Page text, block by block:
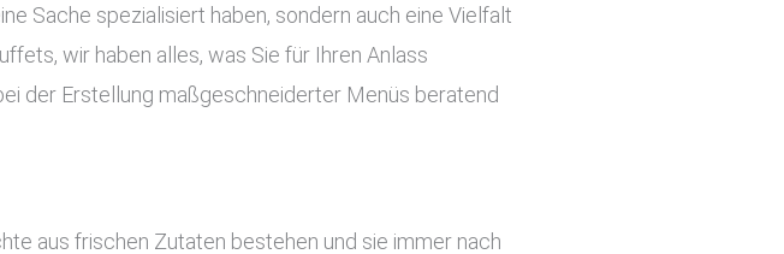
Sache spezialisiert haben, sondern auch eine Vielfalt
wir haben alles, was Sie für Ihren Anlass
der Erstellung maßgeschneiderter Menüs beratend
aus frischen Zutaten bestehen und sie immer nach